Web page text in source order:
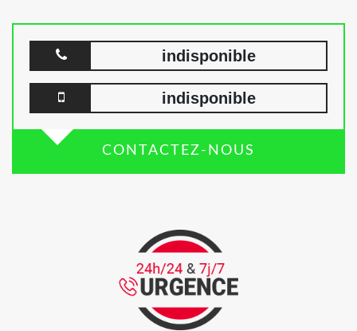
indisponible
indisponible
CONTACTEZ-NOUS